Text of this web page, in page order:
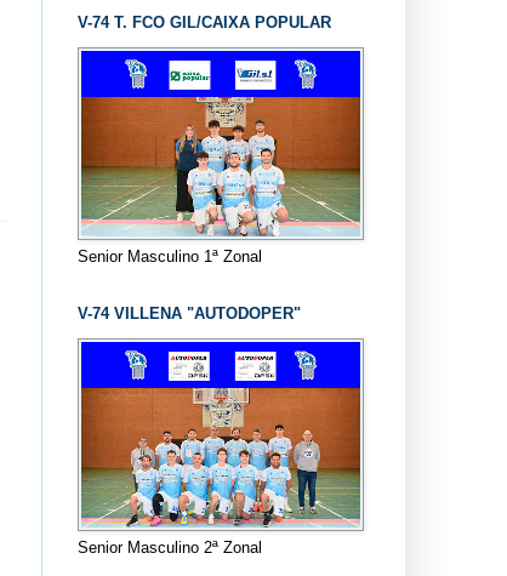
V-74 T. FCO GIL/CAIXA POPULAR
Senior Masculino 1ª Zonal
V-74 VILLENA "AUTODOPER"
Senior Masculino 2ª Zonal